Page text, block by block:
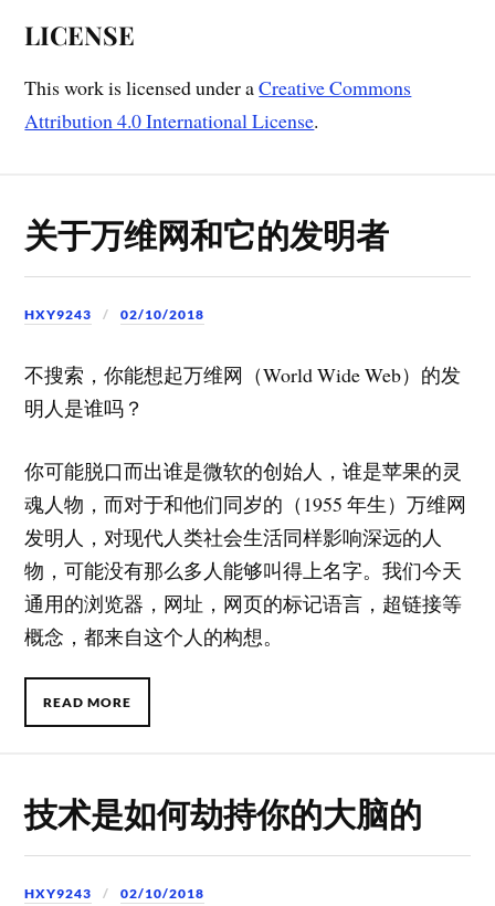
LICENSE
This work is licensed under aCreative Commons
Attribution 4.0 International License.
关于万维网和它的发明者
HXY9243 02/10/2018
不搜索，你能想起万维网（World Wide Web）的发
明人是谁吗？
你可能脱口而出谁是微软的创始人，谁是苹果的灵
魂人物，而对于和他们同岁的（1955 年生）万维网
发明人，对现代人类社会生活同样影响深远的人
物，可能没有那么多人能够叫得上名字。我们今天
通用的浏览器，网址，网页的标记语言，超链接等
概念，都来自这个人的构想。
READ MORE
技术是如何劫持你的大脑的
HXY9243 02/10/2018